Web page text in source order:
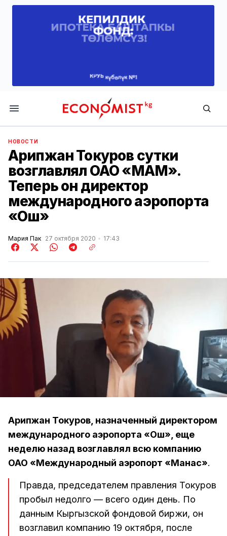
Economist.kg
НОВОСТИ
Арипжан Токуров сутки
возглавлял ОАО «МАМ».
Теперь он директор
международного аэропорта
«Ош»
Мария Пак 27 октября 2020 17:43
Арипжан Токуров, назначенный директором
международного аэропорта «Ош», еще
неделю назад возглавлял всю компанию
ОАО «Международный аэропорт «Манас».
Правда, председателем правления Токуров
пробыл недолго — всего один день. По
данным Кыргызской фондовой биржи, он
возглавил компанию 19 октября, после